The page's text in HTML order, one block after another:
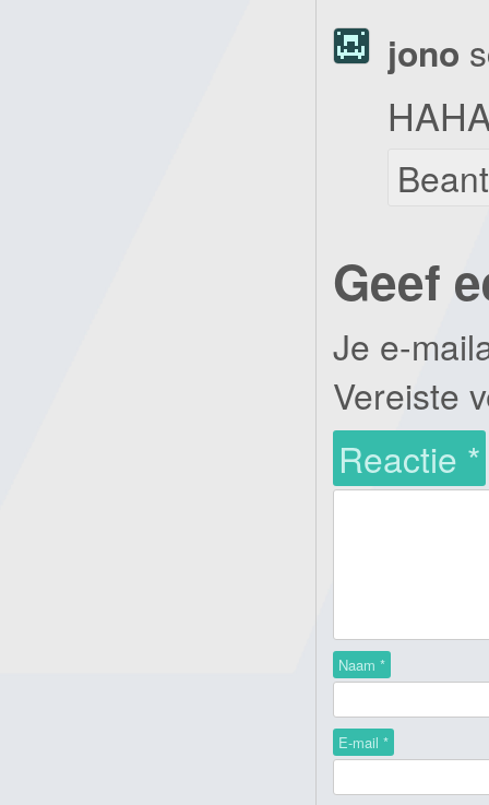
jono
Geef
Je e-
Vereiste
Reactie *
Naam *
E-mail *